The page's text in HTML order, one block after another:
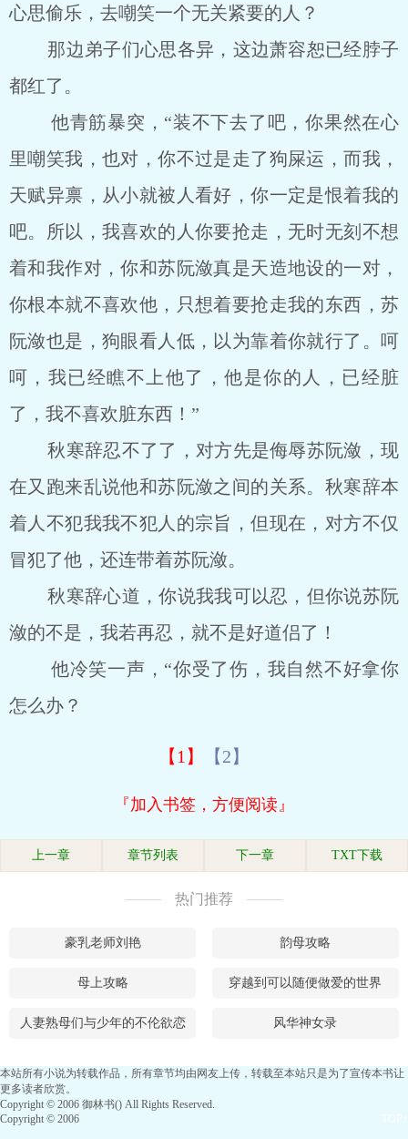
心思偷乐，去嘲笑一个无关紧要的人？
那边弟子们心思各异，这边萧容恕已经脖子
都红了。
他青筋暴突，“装不下去了吧，你果然在心
里嘲笑我，也对，你不过是走了狗屎运，而我，
天赋异禀，从小就被人看好，你一定是恨着我的
吧。所以，我喜欢的人你要抢走，无时无刻不想
着和我作对，你和苏阮潋真是天造地设的一对，
你根本就不喜欢他，只想着要抢走我的东西，苏
阮潋也是，狗眼看人低，以为靠着你就行了。呵
呵，我已经瞧不上他了，他是你的人，已经脏
了，我不喜欢脏东西！”
秋寒辞忍不了了，对方先是侮辱苏阮潋，现
在又跑来乱说他和苏阮潋之间的关系。秋寒辞本
着人不犯我我不犯人的宗旨，但现在，对方不仅
冒犯了他，还连带着苏阮潋。
秋寒辞心道，你说我我可以忍，但你说苏阮
潋的不是，我若再忍，就不是好道侣了！
他冷笑一声，“你受了伤，我自然不好拿你
怎么办？
【1】 【2】
『加入书签，方便阅读』
上一章 章节列表 下一章 TXT下载
热门推荐
豪乳老师刘艳 韵母攻略
母上攻略 穿越到可以随便做爱的世界
人妻熟母们与少年的不伦欲恋 风华神女录
本站所有小说为转载作品，所有章节均由网友上传，转载至本站只是为了宣传本书让
更多读者欣赏。
Copyright © 2006 御林书() All Rights Reserved.
Copyright © 2006